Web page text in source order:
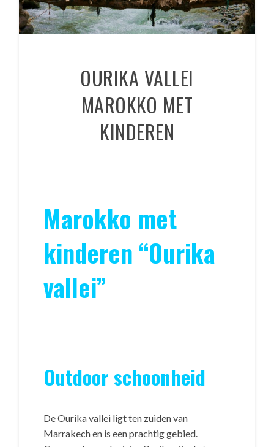
OURIKA VALLEI
MAROKKO MET
KINDEREN
Marokko met
kinderen “Ourika
vallei”
Outdoor schoonheid
De Ourika vallei ligt ten zuiden van
Marrakech en is een prachtig gebied.